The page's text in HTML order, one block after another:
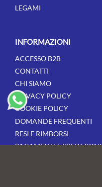
INFORMAZIONI
ACCESSO B2B
CONTATTI
CHI SIAMO
PRIVACY POLICY
COOKIE POLICY
DOMANDE FREQUENTI
RESI E RIMBORSI
PAGAMENTI E SPEDIZIONI
LEGAMI